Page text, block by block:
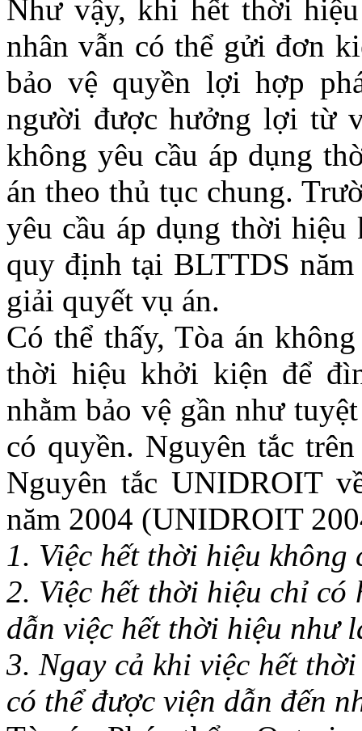
Như vậy, khi hết thời
nhân vẫn có thể gửi đơn
bảo vệ quyền lợi hợp
người được hưởng lợi từ
không yêu cầu áp dụng
án theo thủ tục chung.
yêu cầu áp dụng thời
quy định tại BLTTDS năm
giải quyết vụ án.
Có thể thấy, Tòa án
thời hiệu khởi kiện để
nhằm bảo vệ gần như
có quyền. Nguyên tắc
Nguyên tắc UNIDROIT
năm 2004 (UNIDROIT
1. Việc hết thời hiệu không
2. Việc hết thời hiệu chỉ có
dẫn việc hết thời hiệu như
3. Ngay cả khi việc hết
có thể được viện dẫn đến